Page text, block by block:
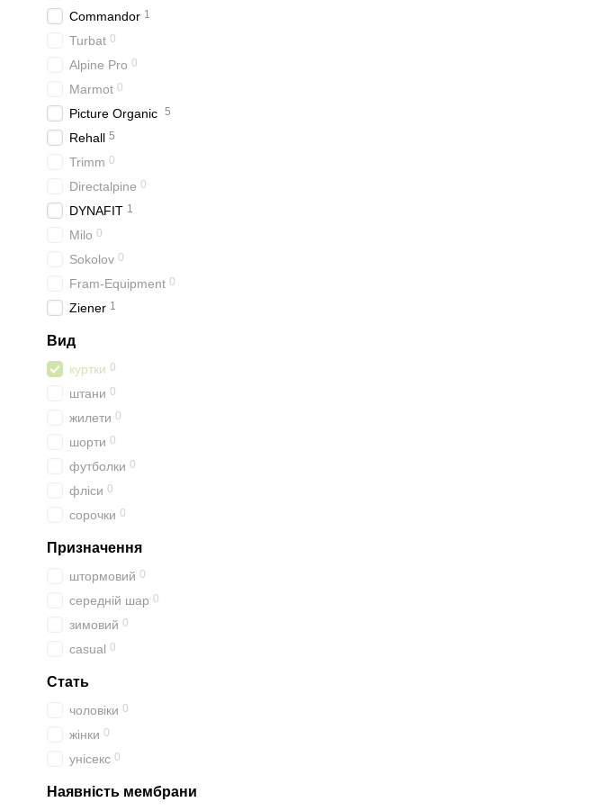
Commandor 1
Turbat 0
Alpine Pro 0
Marmot 0
Picture Organic 5
Rehall 5
Trimm 0
Directalpine 0
DYNAFIT 1
Milo 0
Sokolov 0
Fram-Equipment 0
Ziener 1
Вид
куртки 0
штани 0
жилети 0
шорти 0
футболки 0
фліси 0
сорочки 0
Призначення
штормовий 0
середній шар 0
зимовий 0
casual 0
Стать
чоловіки 0
жінки 0
унісекс 0
Наявність мембрани